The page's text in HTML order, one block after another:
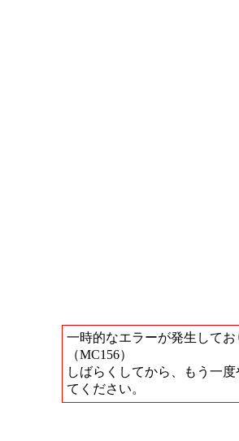
一時的なエラーが発生してお
（MC156）
しばらくしてから、もう一度
てください。